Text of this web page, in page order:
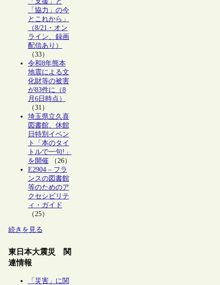
「協力」の今
とこれから」
（8/21・オン
ライン、録画
配信あり）
（33）
令和8年熊本
地震による文
化財等の被害
が83件に（8
月6日時点）
（31）
埼玉県立久喜
図書館、休館
日特別イベン
ト「本のタイ
トルで一句!」
を開催（26）
E2904 – フラ
ンスの図書館
等のためのア
クセシビリテ
ィ・ガイド
（25）
続きを見る
東日本大震災 関
連情報
「災害」に関